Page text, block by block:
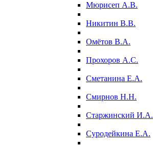
Мюрисеп А.В.
Никитин В.В.
Омётов В.А.
Прохоров А.С.
Сметанина Е.А.
Смирнов Н.Н.
Старжинский И.А.
Суродейкина Е.А.